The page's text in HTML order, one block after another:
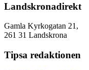
Landskronadirekt
Gamla Kyrkogatan 21,
261 31 Landskrona
Tipsa redaktionen